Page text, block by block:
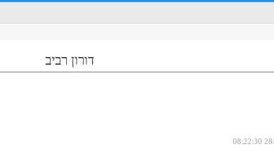
דורון רביב
28/